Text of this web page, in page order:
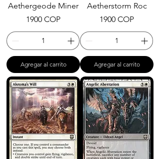
Aethergeode Miner
Precio
1900 COP
Agregar al carrito
Aetherstorm Roc
Precio
1900 COP
Agregar al carrito